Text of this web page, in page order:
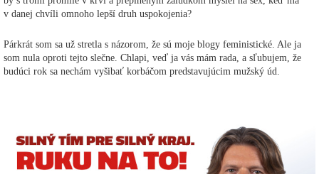
v danej chvíli omnoho lepší druh uspokojenia?
Párkrát som sa už stretla s názorom, že sú moje blogy feministické. Ale ja
som nula oproti tejto slečne. Chlapi, veď ja vás mám rada, a sľubujem, že
budúci rok sa nechám vyšibať korbáčom predstavujúcim mužský úd.